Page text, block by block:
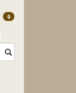
0